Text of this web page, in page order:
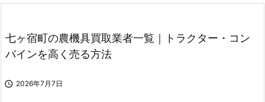


七ヶ宿町の農機具買取業者一覧｜トラクター・コン
バインを高く売る方法
 2026年7月7日